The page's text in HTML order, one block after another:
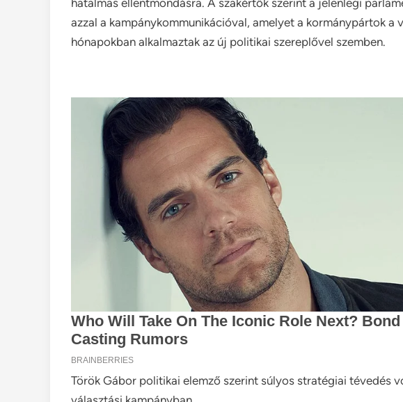
hatalmas ellentmondásra. A szakértők szerint a jelenlegi
azzal a kampánykommunikációval, amelyet a kormánypártok a
hónapokban alkalmaztak az új politikai szereplővel szemben.
Török Gábor politikai elemző szerint súlyos stratégiai tévedés